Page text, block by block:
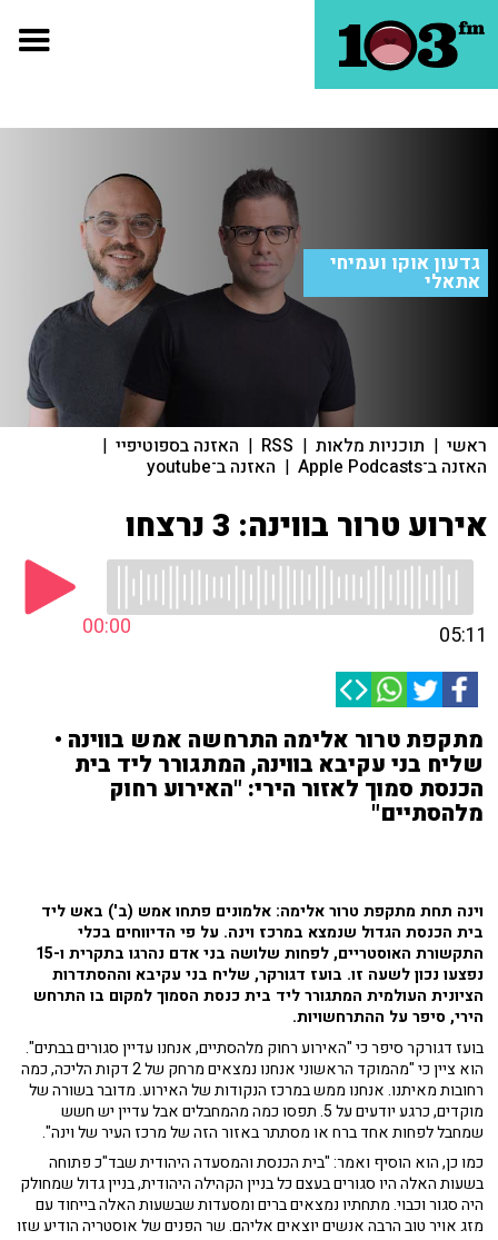
גדעון אוקו ועמיחי
אתאלי
ראשי | תוכניות מלאות |
RSS
| האזנה בספוטיפיי |
האזנה ב־Apple Podcasts | האזנה ב־youtube
אירוע טרור בווינה: 3 נרצחו
00:00 05:11
מתקפת טרור אלימה התרחשה אמש בווינה •
שליח בני עקיבא בווינה, המתגורר ליד בית
הכנסת סמוך לאזור הירי: "האירוע רחוק
מלהסתיים"
וינה תחת מתקפת טרור אלימה: אלמונים פתחו אמש (ב') באש ליד
בית הכנסת הגדול שנמצא במרכז וינה. על פי הדיווחים בכלי
התקשורת האוסטריים, לפחות שלושה בני אדם נהרגו בתקרית ו-15
נפצעו נכון לשעה זו. בועז דגורקר, שליח בני עקיבא וההסתדרות
הציונית העולמית המתגורר ליד בית כנסת הסמוך למקום בו התרחש
הירי, סיפר על ההתרחשויות.
בועז דגורקר סיפר כי "האירוע רחוק מלהסתיים, אנחנו עדיין סגורים בבתים".
הוא ציין כי "מהמוקד הראשוני אנחנו נמצאים מרחק של 2 דקות הליכה, כמה
רחובות מאיתנו. אנחנו ממש במרכז הנקודות של האירוע. מדובר בשורה של
מוקדים, כרגע יודעים על 5. תפסו כמה מהמחבלים אבל עדיין יש חשש
שמחבל לפחות אחד ברח או מסתתר באזור הזה של מרכז העיר של וינה".
כמו כן, הוא הוסיף ואמר: "בית הכנסת והמסעדה היהודית שבד"כ פתוחה
בשעות האלה היו סגורים בעצם כל בניין הקהילה היהודית, בניין גדול שמחולק
היה סגור וכבוי. מתחתיו נמצאים ברים ומסעדות שבשעות האלה בייחוד עם
מזג אויר טוב הרבה אנשים יוצאים אליהם. שר הפנים של אוסטריה הודיע שזו